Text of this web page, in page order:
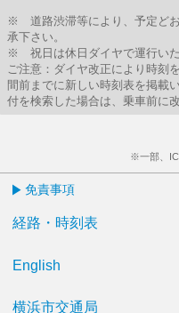
※ 道路渋滞等により、予定ど
承下さい。
※ 祝日は休日ダイヤで運行いた
ご注意：ダイヤ改正により時刻
間前までに新しい時刻表を掲載
付を検索した場合は、乗車前に
※一部、IC
免責事項
経路・時刻表
English
横浜市交通局